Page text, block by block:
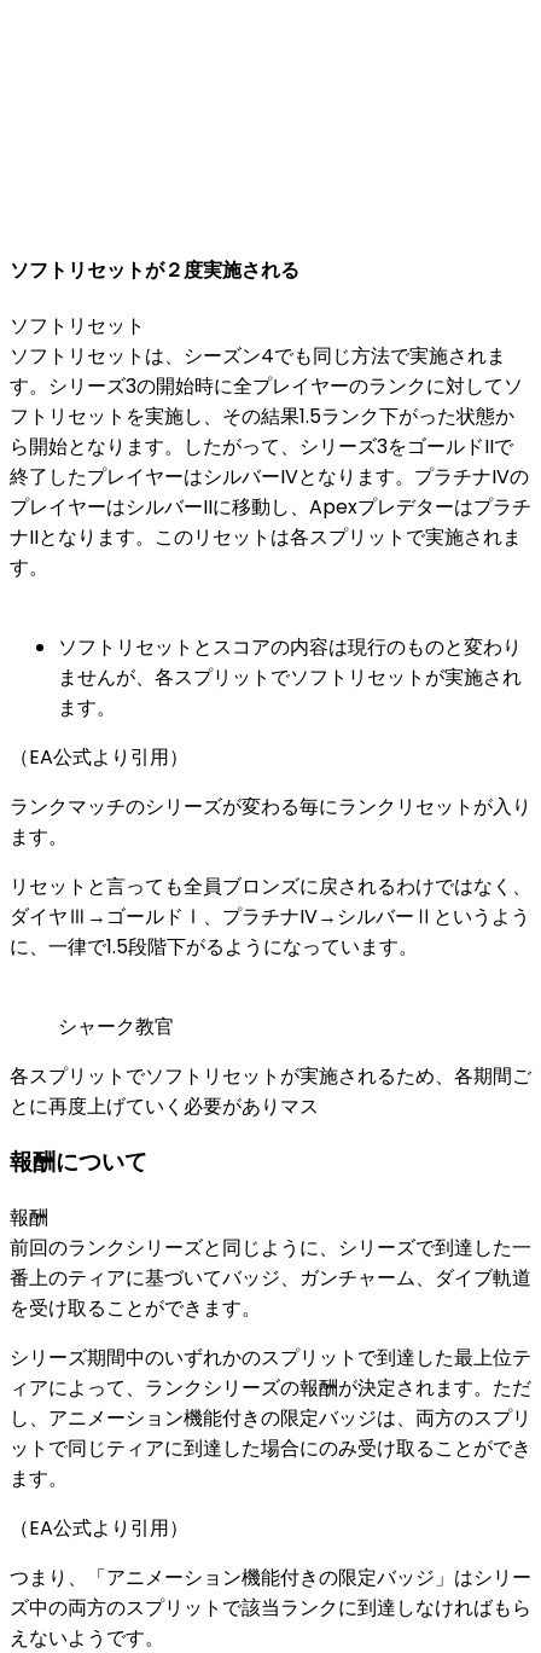
ソフトリセットが２度実施される
ソフトリセット
ソフトリセットは、シーズン4でも同じ方法で実施されま
す。シリーズ3の開始時に全プレイヤーのランクに対してソ
フトリセットを実施し、その結果1.5ランク下がった状態か
ら開始となります。したがって、シリーズ3をゴールドIIで
終了したプレイヤーはシルバーIVとなります。プラチナIVの
プレイヤーはシルバーIIに移動し、Apexプレデターはプラチ
ナIIとなります。このリセットは各スプリットで実施されま
す。
ソフトリセットとスコアの内容は現行のものと変わり
ませんが、各スプリットでソフトリセットが実施され
ます。
（EA公式より引用）
ランクマッチのシリーズが変わる毎にランクリセットが入り
ます。
リセットと言っても全員ブロンズに戻されるわけではなく、
ダイヤⅢ→ゴールドⅠ、プラチナIV→シルバーⅡ というよう
に、一律で1.5段階下がるようになっています。
シャーク教官
各スプリットでソフトリセットが実施されるため、各期間ご
とに再度上げていく必要がありマス
報酬について
報酬
前回のランクシリーズと同じように、シリーズで到達した一
番上のティアに基づいてバッジ、ガンチャーム、ダイブ軌道
を受け取ることができます。
シリーズ期間中のいずれかのスプリットで到達した最上位テ
ィアによって、ランクシリーズの報酬が決定されます。ただ
し、アニメーション機能付きの限定バッジは、両方のスプリ
ットで同じティアに到達した場合にのみ受け取ることができ
ます。
（EA公式より引用）
つまり、「アニメーション機能付きの限定バッジ」はシリー
ズ中の両方のスプリットで該当ランクに到達しなければもら
えないようです。